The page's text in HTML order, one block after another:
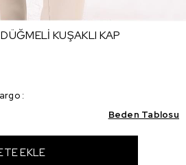
KUŞAKLI KAP
:
Beden Tablosu